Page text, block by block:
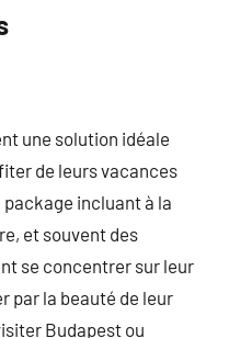
une solution idéale
de leurs vacances
incluant à la
et souvent des
se concentrer sur leur
par la beauté de leur
Budapest ou